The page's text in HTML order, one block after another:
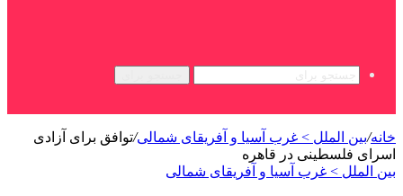
خانه/بین الملل > غرب آسیا و آفریقای شمالی/توافق برای آزادی
اسرای فلسطینی در قاهره
بین الملل > غرب آسیا و آفریقای شمالی